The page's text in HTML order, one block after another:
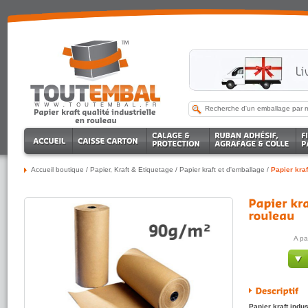
Accueil boutique / Papier, Kraft & Etiquetage / Papier kraft et d'emballage / Papier
A
Papier kraft